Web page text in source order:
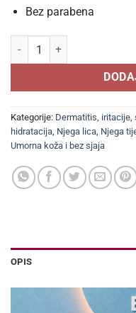
Bez parabena
MASAŽNO ULJE OD
Kategorije: Dermatitis, iritacije,
hidratacija Njega lica Njega
Umorna koža i bez sjaja
OPIS